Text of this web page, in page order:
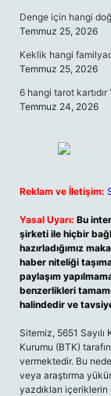
Denge için hangi
Temmuz 25, 2026
Keklik hangi
Temmuz 25, 2026
6 hangi tarot kartıdır
Temmuz 24, 2026
Reklam ve İletişim:
Yasal Uyarı: Bu
şirketi ile hiçbir
hazırladığımız
haber niteliği
paylaşım
benzerlikleri
halindedir ve
Sitemiz, 5651
Kurumu (BTK)
vermektedir. Bu
veya araştırma
yazdıkları